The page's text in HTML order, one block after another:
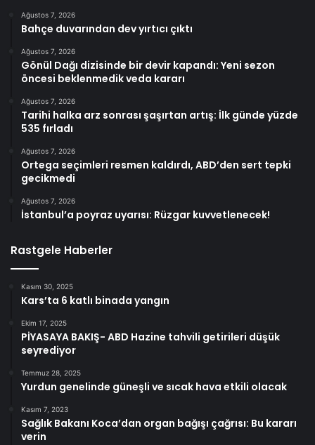
Ağustos 7, 2026
Bahçe duvarından dev yırtıcı çıktı
Ağustos 7, 2026
Gönül Dağı dizisinde bir devir kapandı: Yeni sezon
öncesi beklenmedik veda kararı
Ağustos 7, 2026
Tarihi halka arz sonrası şaşırtan artış: İlk günde yüzde
535 fırladı
Ağustos 7, 2026
Ortega seçimleri resmen kaldırdı, ABD’den sert tepki
gecikmedi
Ağustos 7, 2026
İstanbul’a poyraz uyarısı: Rüzgar kuvvetlenecek!
Rastgele Haberler
Kasım 30, 2025
Kars’ta 6 katlı binada yangın
Ekim 17, 2025
PİYASAYA BAKIŞ- ABD Hazine tahvili getirileri düşük
seyrediyor
Temmuz 28, 2025
Yurdun genelinde güneşli ve sıcak hava etkili olacak
Kasım 7, 2023
Sağlık Bakanı Koca’dan organ bağışı çağrısı: Bu kararı
verin